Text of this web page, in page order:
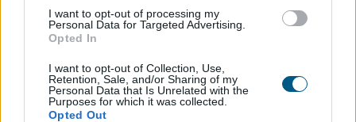
I want to opt-out of processing my
Personal Data for Targeted Advertising.
Opted In
I want to opt-out of Collection, Use,
Retention, Sale, and/or Sharing of my
Personal Data that Is Unrelated with the
Purposes for which it was collected.
Opted Out
Az Erste Bank működési eredménye 11 százalékkal
nőtt, adózás utáni eredménye a magasabb adóterhek
miatt 20 százalékkal csökkent az idei első fél évben az
előző év azonos időszakához képest - ismertette a
bank elnök-vezérigazgatója sajtótájékoztatón szerdán
Budapesten.